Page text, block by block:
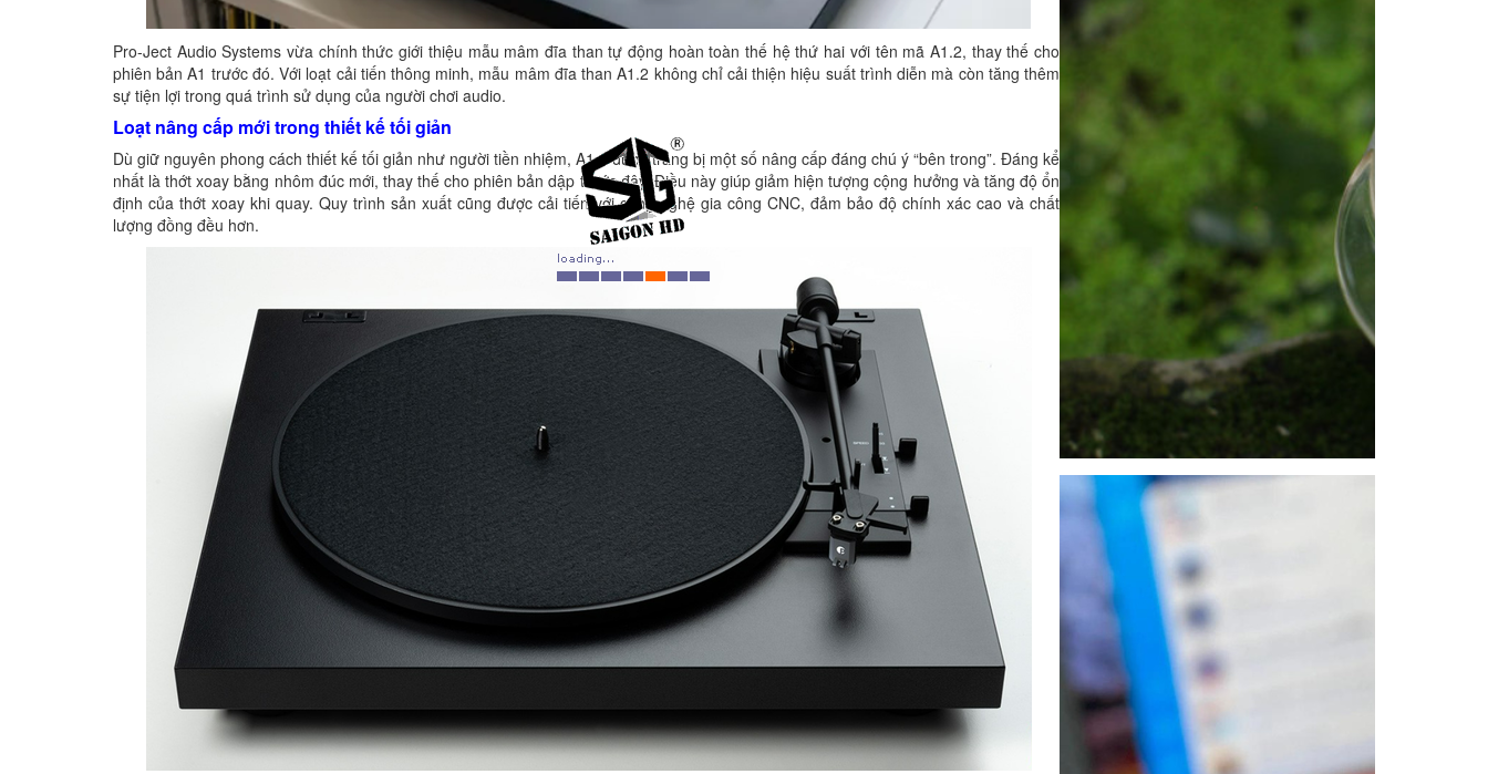
Pro-Ject Audio Systems vừa chính thức giới thiệu mẫu mâm đĩa than tự động hoàn toàn thế hệ thứ hai với tên mã A1.2, thay thế cho
phiên bản A1 trước đó. Với loạt cải tiến thông minh, mẫu mâm đĩa than A1.2 không chỉ cải thiện hiệu suất trình diễn mà còn tăng thêm
sự tiện lợi trong quá trình sử dụng của người chơi audio.
Loạt nâng cấp mới trong thiết kế tối giản
Dù giữ nguyên phong cách thiết kế tối giản như người tiền nhiệm, A1.2 được trang bị một số nâng cấp đáng chú ý “bên trong”. Đáng kể
nhất là thớt xoay bằng nhôm đúc mới, thay thế cho phiên bản dập trước đây. Điều này giúp giảm hiện tượng cộng hưởng và tăng độ ổn
định của thớt xoay khi quay. Quy trình sản xuất cũng được cải tiến với công nghệ gia công CNC, đảm bảo độ chính xác cao và chất
lượng đồng đều hơn.